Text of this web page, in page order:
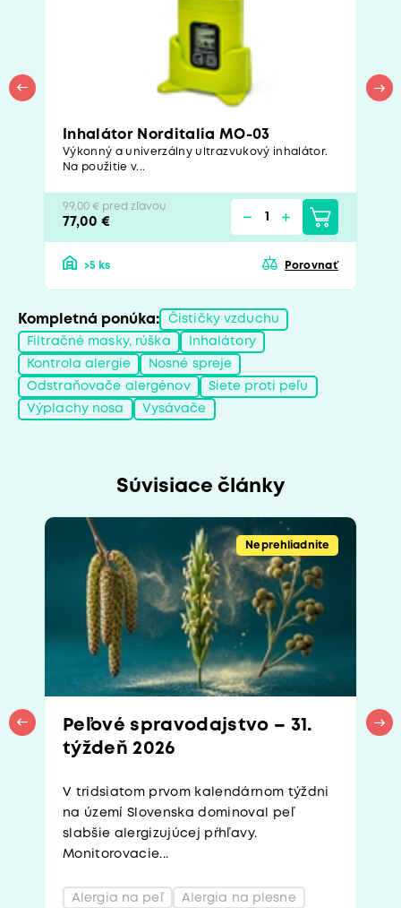
Inhalátor Norditalia MO-03
Výkonný a univerzálny ultrazvukový inhalátor.
Na použitie v...
99,00 € pred zľavou
77,00 €
>5 ks Porovnať
Kompletná ponúka: Čističky vzduchu
Filtračné masky, rúška Inhalátory
Kontrola alergie Nosné spreje
Odstraňovače alergénov Siete proti peľu
Výplachy nosa Vysávače
Súvisiace články
Peľové spravodajstvo – 31.
týždeň 2026
V tridsiatom prvom kalendárnom týždni
na území Slovenska dominoval peľ
slabšie alergizujúcej pŕhľavy.
Monitorovacie...
Alergia na peľ Alergia na plesne
Neprehliadnite